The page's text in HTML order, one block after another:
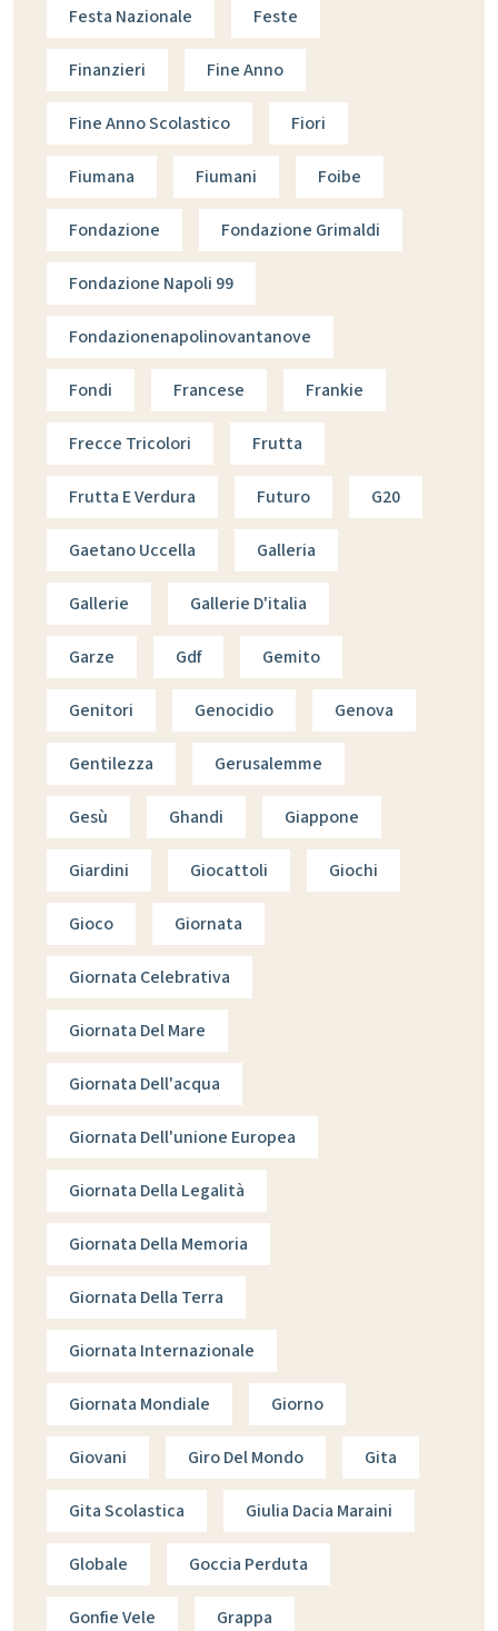
Festa Nazionale Feste
Finanzieri Fine Anno
Fine Anno Scolastico Fiori
Fiumana Fiumani Foibe
Fondazione Fondazione Grimaldi
Fondazione Napoli 99
Fondazionenapolinovantanove
Fondi Francese Frankie
Frecce Tricolori Frutta
Frutta E Verdura Futuro G20
Gaetano Uccella Galleria
Gallerie Gallerie D'italia
Garze Gdf Gemito
Genitori Genocidio Genova
Gentilezza Gerusalemme
Gesù Ghandi Giappone
Giardini Giocattoli Giochi
Gioco Giornata
Giornata Celebrativa
Giornata Del Mare
Giornata Dell'acqua
Giornata Dell'unione Europea
Giornata Della Legalità
Giornata Della Memoria
Giornata Della Terra
Giornata Internazionale
Giornata Mondiale Giorno
Giovani Giro Del Mondo Gita
Gita Scolastica Giulia Dacia Maraini
Globale Goccia Perduta
Gonfie Vele Grappa